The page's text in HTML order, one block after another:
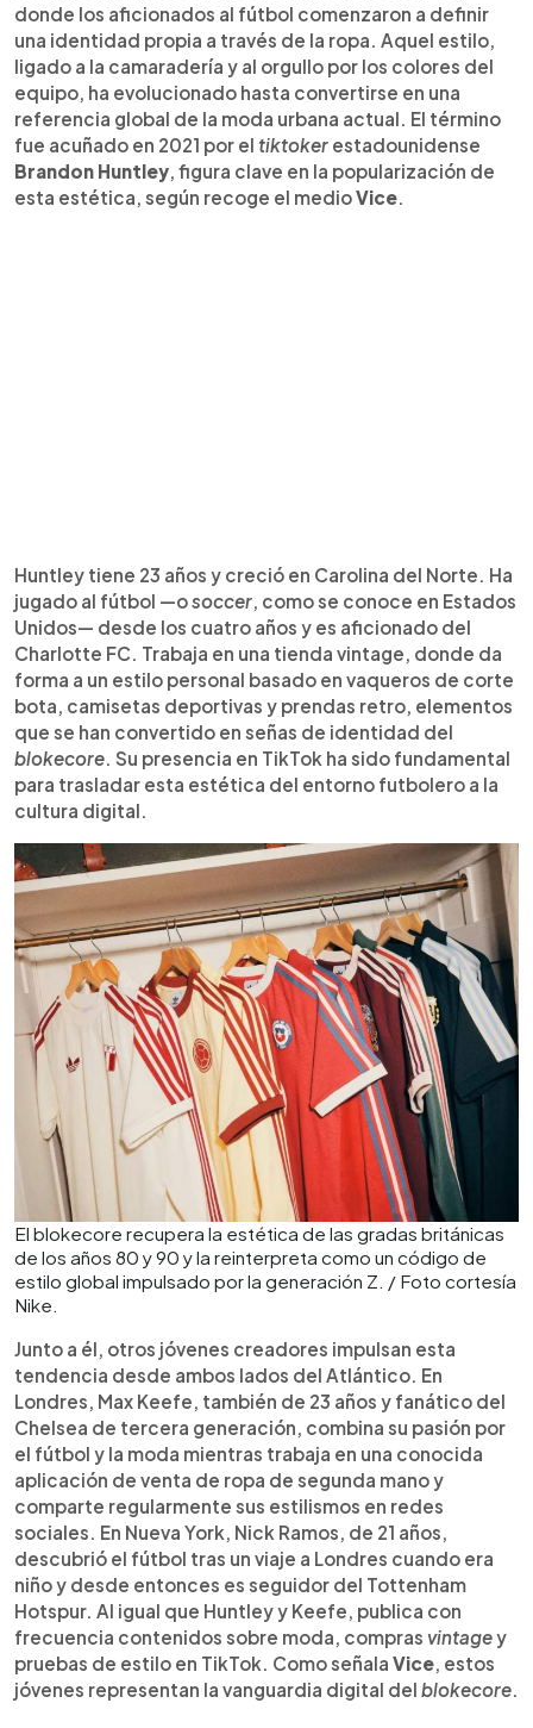
donde los aficionados al fútbol comenzaron a definir
una identidad propia a través de la ropa. Aquel estilo,
ligado a la camaradería y al orgullo por los colores del
equipo, ha evolucionado hasta convertirse en una
referencia global de la moda urbana actual. El término
fue acuñado en 2021 por el tiktoker estadounidense
Brandon Huntley, figura clave en la popularización de
esta estética, según recoge el medioVice.
Huntley tiene 23 años y creció en Carolina del Norte. Ha
jugado al fútbol —osoccer, como se conoce en Estados
Unidos— desde los cuatro años y es aficionado del
Charlotte FC. Trabaja en una tienda vintage, donde da
forma a un estilo personal basado en vaqueros de corte
bota, camisetas deportivas y prendas retro, elementos
que se han convertido en señas de identidad del
blokecore. Su presencia en TikTok ha sido fundamental
para trasladar esta estética del entorno futbolero a la
cultura digital.
El blokecore recupera la estética de las gradas británicas
de los años 80 y 90 y la reinterpreta como un código de
estilo global impulsado por la generación Z. / Foto cortesía
Nike.
Junto a él, otros jóvenes creadores impulsan esta
tendencia desde ambos lados del Atlántico. En
Londres, Max Keefe, también de 23 años y fanático del
Chelsea de tercera generación, combina su pasión por
el fútbol y la moda mientras trabaja en una conocida
aplicación de venta de ropa de segunda mano y
comparte regularmente sus estilismos en redes
sociales. En Nueva York, Nick Ramos, de 21 años,
descubrió el fútbol tras un viaje a Londres cuando era
niño y desde entonces es seguidor del Tottenham
Hotspur. Al igual que Huntley y Keefe, publica con
frecuencia contenidos sobre moda, compras vintagey
pruebas de estilo en TikTok. Como señala Vice, estos
jóvenes representan la vanguardia digital del blokecore.